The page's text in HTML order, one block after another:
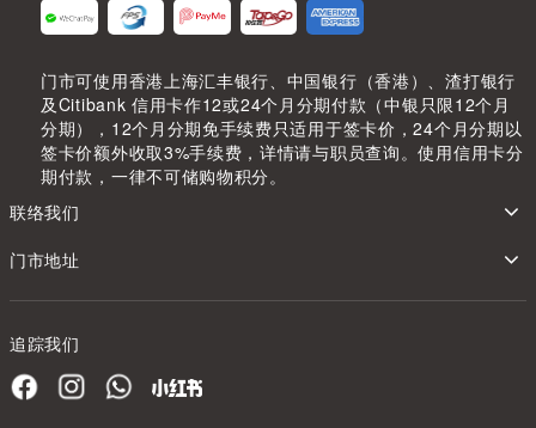
门市可使用香港上海汇丰银行、中国银行（香港）、渣打银行
及Citibank 信用卡作12或24个月分期付款（中银只限12个月
分期），12个月分期免手续费只适用于签卡价，24个月分期以
签卡价额外收取3%手续费，详情请与职员查询。使用信用卡分
期付款，一律不可储购物积分。
联络我们
门市地址
追踪我们